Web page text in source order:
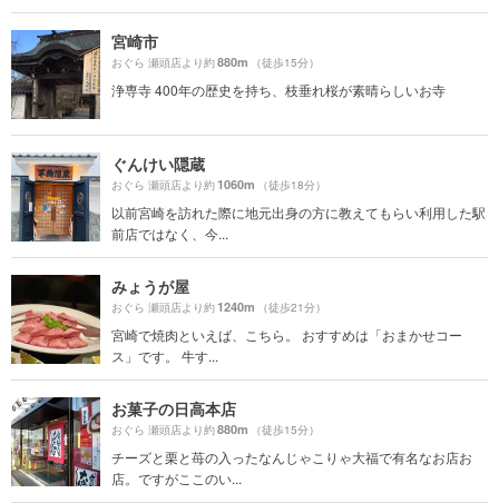
宮崎市
おぐら 瀬頭店より約880m （徒歩15分）
浄専寺 400年の歴史を持ち、枝垂れ桜が素晴らしいお寺
ぐんけい隠蔵
おぐら 瀬頭店より約1060m （徒歩18分）
以前宮崎を訪れた際に地元出身の方に教えてもらい利用した駅
前店ではなく、今...
みょうが屋
おぐら 瀬頭店より約1240m （徒歩21分）
宮崎で焼肉といえば、こちら。 おすすめは「おまかせコー
ス」です。 牛す...
お菓子の日高本店
おぐら 瀬頭店より約880m （徒歩15分）
チーズと栗と苺の入ったなんじゃこりゃ大福で有名なお店お
店。ですがここのい...